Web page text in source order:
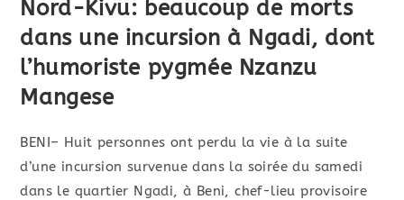
Nord-Kivu: beaucoup de morts
dans une incursion à Ngadi, dont
l’humoriste pygmée Nzanzu
Mangese
BENI– Huit personnes ont perdu la vie à la suite
d’une incursion survenue dans la soirée du samedi
dans le quartier Ngadi, à Beni, chef-lieu provisoire